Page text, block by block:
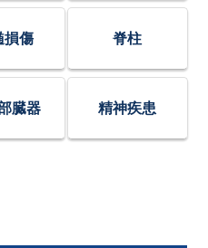
損傷 脊柱
臓器 精神疾患